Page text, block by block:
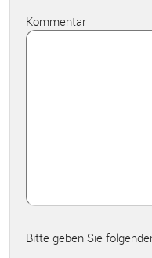
Kommentar
Bitte geben Sie